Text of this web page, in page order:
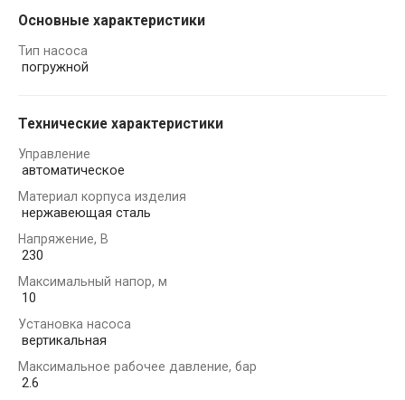
Основные характеристики
Тип насоса
погружной
Технические характеристики
Управление
автоматическое
Материал корпуса изделия
нержавеющая сталь
Напряжение, В
230
Максимальный напор, м
10
Установка насоса
вертикальная
Максимальное рабочее давление, бар
2.6